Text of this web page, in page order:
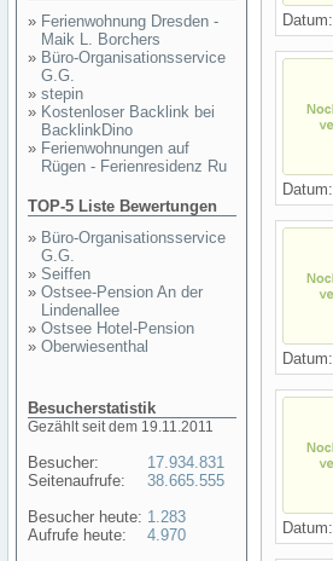
» Ferienwohnung Dresden -
Maik L. Borchers
» Büro-Organisationsservice
G.G.
» stepin
» Kostenloser Backlink bei
BacklinkDino
» Ferienwohnungen auf
Rügen - Ferienresidenz Ru
TOP-5 Liste Bewertungen
» Büro-Organisationsservice
G.G.
» Seiffen
» Ostsee-Pension An der
Lindenallee
» Ostsee Hotel-Pension
» Oberwiesenthal
Besucherstatistik
Gezählt seit dem 19.11.2011
Besucher:
Seitenaufrufe:
Besucher heute:
Aufrufe heute:
17.934.831
38.665.555
1.283
4.970
Datum:
Datum:
Datum:
Datum: